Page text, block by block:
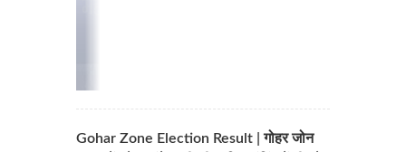
Gohar Zone Election Result | गोहर जोन